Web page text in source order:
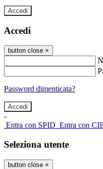
Accedi
Accedi
button close ×
Password dimenticata?
-
Entra con SPID Entra con
Seleziona utente
button close ×